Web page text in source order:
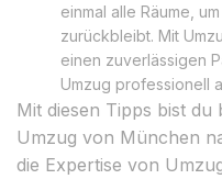
einmal alle Räume,
zurückbleibt. Mit
einen zuverlässigen
Umzug professionell
Mit diesen Tipps bist
Umzug von München
die Expertise von